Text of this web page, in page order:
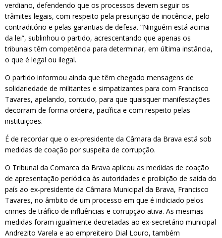
verdiano, defendendo que os processos devem seguir os
trâmites legais, com respeito pela presunção de inocência, pelo
contraditório e pelas garantias de defesa. “Ninguém está acima
da lei”, sublinhou o partido, acrescentando que apenas os
tribunais têm competência para determinar, em última instância,
o que é legal ou ilegal.
O partido informou ainda que têm chegado mensagens de
solidariedade de militantes e simpatizantes para com Francisco
Tavares, apelando, contudo, para que quaisquer manifestações
decorram de forma ordeira, pacífica e com respeito pelas
instituições.
É de recordar que o ex-presidente da Câmara da Brava está sob
medidas de coação por suspeita de corrupção.
O Tribunal da Comarca da Brava aplicou as medidas de coação
de apresentação periódica às autoridades e proibição de saída do
país ao ex-presidente da Câmara Municipal da Brava, Francisco
Tavares, no âmbito de um processo em que é indiciado pelos
crimes de tráfico de influências e corrupção ativa. As mesmas
medidas foram igualmente decretadas ao ex-secretário municipal
Andrezito Varela e ao empreiteiro Dial Louro, também